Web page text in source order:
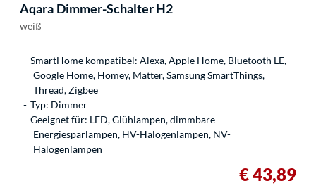
Aqara Dimmer-Schalter H2
weiß
SmartHome kompatibel: Alexa, Apple Home, Bluetooth LE,
Google Home, Homey, Matter, Samsung SmartThings,
Thread, Zigbee
Typ: Dimmer
Geeignet für: LED, Glühlampen, dimmbare
Energiesparlampen, HV-Halogenlampen, NV-
Halogenlampen
€ 43,89